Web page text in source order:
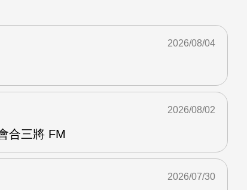
2026/08/04
合三將 FM
2026/08/02
2026/07/30